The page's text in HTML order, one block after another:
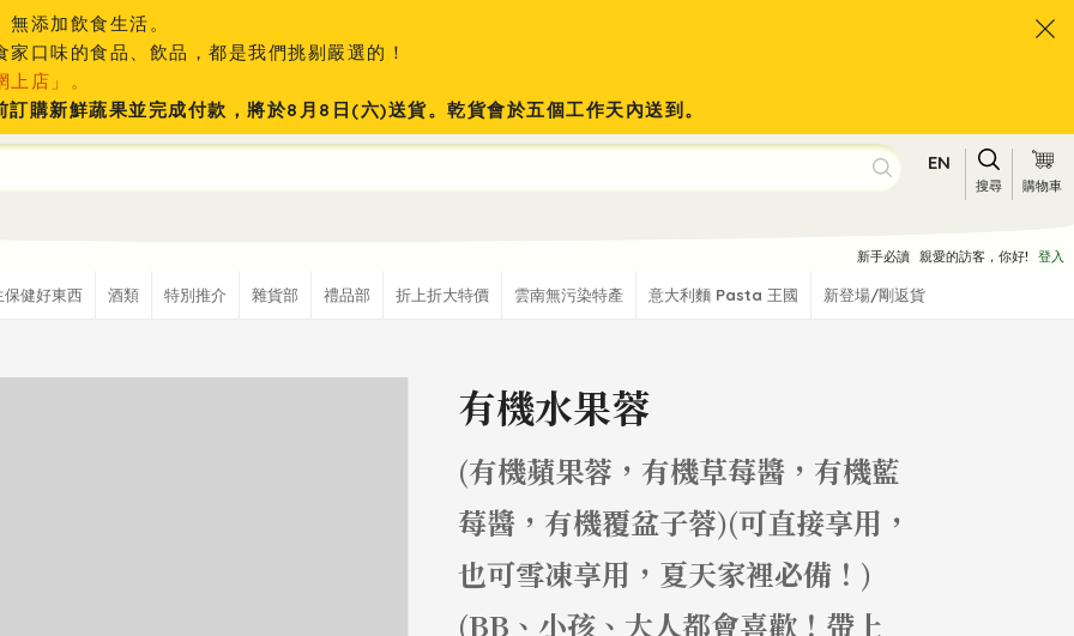
添加飲食生活。
家口味的食品、飲品，都是我們挑剔嚴選的！
店」。
購新鮮蔬果並完成付款，將於8月8日(六)送貨。乾貨會於五個工作天內送到。
EN
搜尋 購物車
新手必讀 親愛的訪客，你好! 登入
保健好東西 酒類 特別推介 雜貨部 禮品部 折上折大特價 雲南無污染特產 意大利麵 Pasta 王國 新登場/剛返貨
有機水果蓉
(有機蘋果蓉，有機草莓醬，有機藍
莓醬，有機覆盆子蓉)(可直接享用，
也可雪凍享用，夏天家裡必備！)
(BB、小孩、大人都會喜歡！帶上